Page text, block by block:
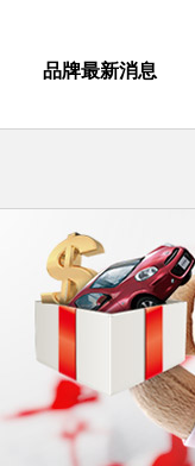
品牌最新消息